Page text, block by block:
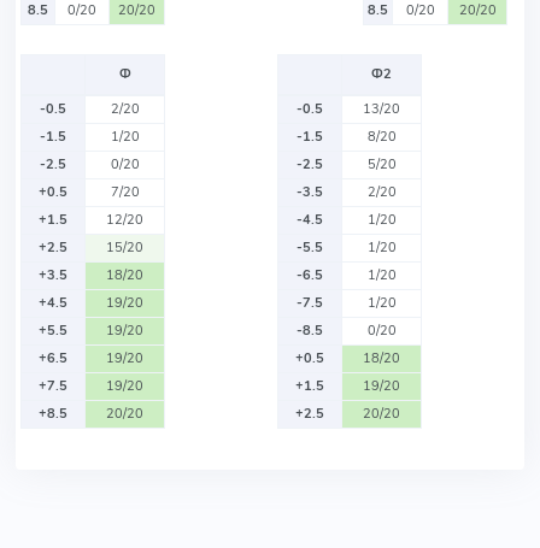
8.5
0/20 20/20
8.5
0/20 20/20
Ф
-0.5
2/20
-1.5
1/20
-2.5
0/20
+0.5
7/20
+1.5
12/20
+2.5
15/20
+3.5
18/20
+4.5
19/20
+5.5
19/20
+6.5
19/20
+7.5
19/20
+8.5
20/20
Ф2
-0.5
13/20
-1.5
8/20
-2.5
5/20
-3.5
2/20
-4.5
1/20
-5.5
1/20
-6.5
1/20
-7.5
1/20
-8.5
0/20
+0.5
18/20
+1.5
19/20
+2.5
20/20